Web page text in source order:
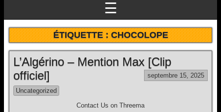
☰
ÉTIQUETTE :CHOCOLOPE
L’Algérino – Mention Max [Clip
officiel]
septembre 15, 2025
Uncategorized
Contact Us on Threema